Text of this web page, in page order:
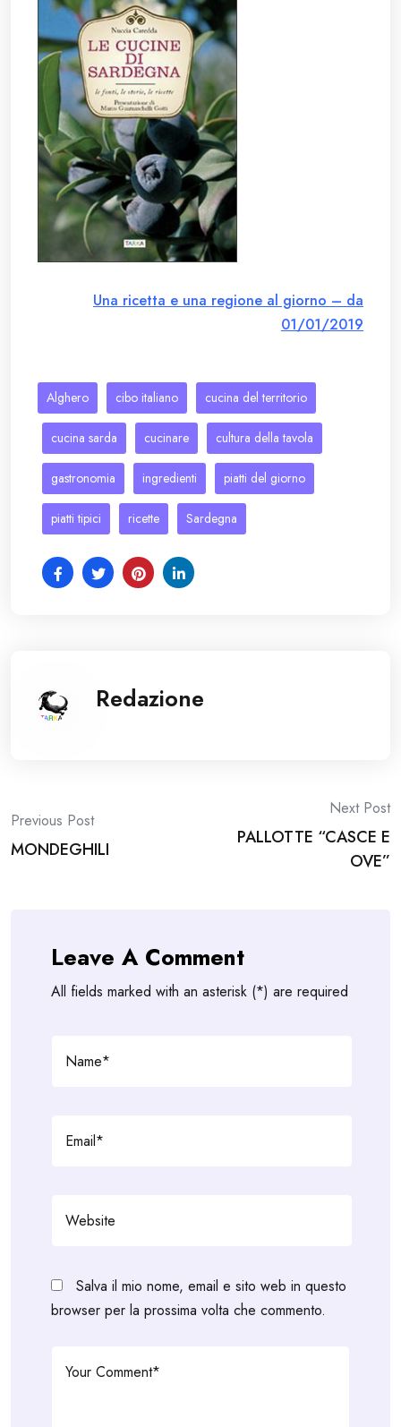
Una ricetta e una regione al giorno – da
01/01/2019
Alghero cibo italiano cucina del territorio
cucina sarda cucinare cultura della tavola
gastronomia ingredienti piatti del giorno
piatti tipici ricette Sardegna
Redazione
Post
navigation
Previous Post
MONDEGHILI
Next Post
PALLOTTE “CASCE E
OVE”
Leave A Comment
All fields marked with an asterisk (*) are required
Salva il mio nome, email e sito web in questo
browser per la prossima volta che commento.